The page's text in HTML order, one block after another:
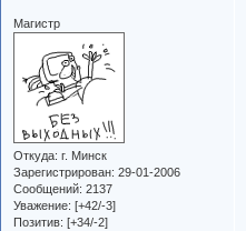
Магистр
Откуда: г. Минск
Зарегистрирован: 29-01-2006
Сообщений: 2137
Уважение: [+42/-3]
Позитив: [+34/-2]